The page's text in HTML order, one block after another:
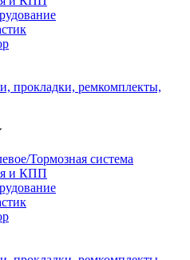
прокладки, ремкомплекты,
Тормозная система
и КПП